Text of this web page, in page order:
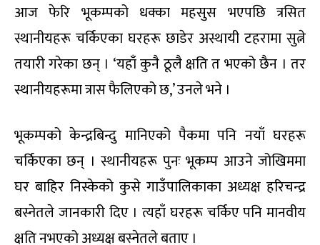
आज फेरि भूकम्पको धक्का महसुस भएपछि त्रसित
स्थानीयहरू चर्किएका घरहरू छाडेर अस्थायी टहरामा सुत्ने
तयारी गरेका छन् । ‘यहाँ कुनै ठूलै क्षति त भएको छैन । तर
स्थानीयहरूमा त्रास फैलिएको छ,’ उनले भने ।
भूकम्पको केन्द्रबिन्दु मानिएको पैकमा पनि नयाँ घरहरू
चर्किएका छन् । स्थानीयहरू पुनः भूकम्प आउने जोखिममा
घर बाहिर निस्केको कुसे गाउँपालिकाका अध्यक्ष हरिचन्द्र
बस्नेतले जानकारी दिए । त्यहाँ घरहरू चर्किए पनि मानवीय
क्षति नभएको अध्यक्ष बस्नेतले बताए ।